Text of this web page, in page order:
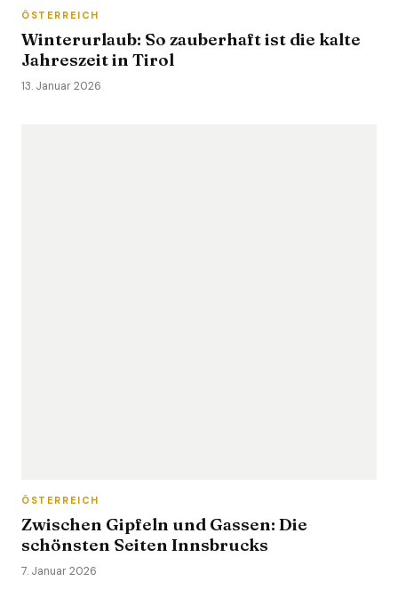
ÖSTERREICH
Winterurlaub: So zauberhaft ist die kalte
Jahreszeit in Tirol
13. Januar 2026
ÖSTERREICH
Zwischen Gipfeln und Gassen: Die
schönsten Seiten Innsbrucks
7. Januar 2026